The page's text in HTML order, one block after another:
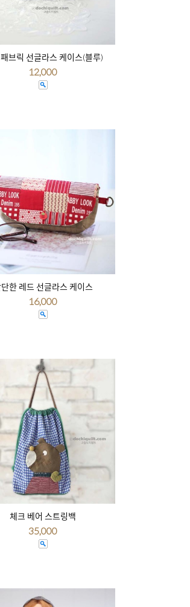
브릭 선글라스 케이스(블루)
12,000
한 레드 선글라스 케이스
16,000
체크 베어 스트링백
35,000